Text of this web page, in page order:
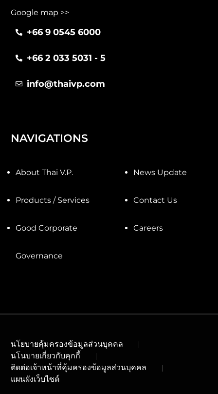
Google map >>
+66 9 0545 6000
+66 2 033 5031 - 5
info@thaivp.com
NAVIGATIONS
About Thai V.P.
Products / Services
Good Corporate
Governance
News Update
Contact Us
Careers
นโยบายคุ้มครองข้อมูลส่วนบุคคล
นโนบายเกี่ยวกับคุกกี้
ติดต่อเจ้าหน้าที่คุ้มครองข้อมูลส่วนบุคคล
แผนผังเว็บไซต์